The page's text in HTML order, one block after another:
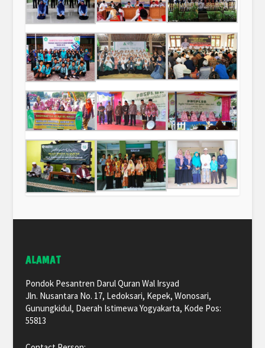
ALAMAT
Pondok Pesantren Darul Quran Wal Irsyad
Jln. Nusantara No. 17, Ledoksari, Kepek, Wonosari,
Gunungkidul, Daerah Istimewa Yogyakarta, Kode Pos:
55813